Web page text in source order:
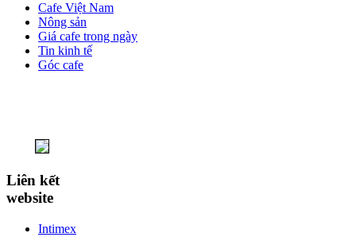
Cafe Việt Nam
Nông sản
Giá cafe trong ngày
Tin kinh tế
Góc cafe
Liên kết
website
Intimex